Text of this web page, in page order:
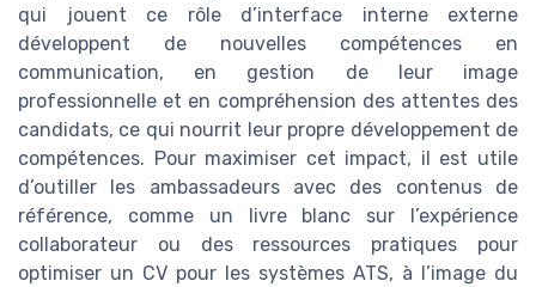
qui jouent ce rôle d’interface interne externe
développent de nouvelles compétences en
communication, en gestion de leur image
professionnelle et en compréhension des attentes des
candidats, ce qui nourrit leur propre développement de
compétences. Pour maximiser cet impact, il est utile
d’outiller les ambassadeurs avec des contenus de
référence, comme un livre blanc sur l’expérience
collaborateur ou des ressources pratiques pour
optimiser un CV pour les systèmes ATS, à l’image du